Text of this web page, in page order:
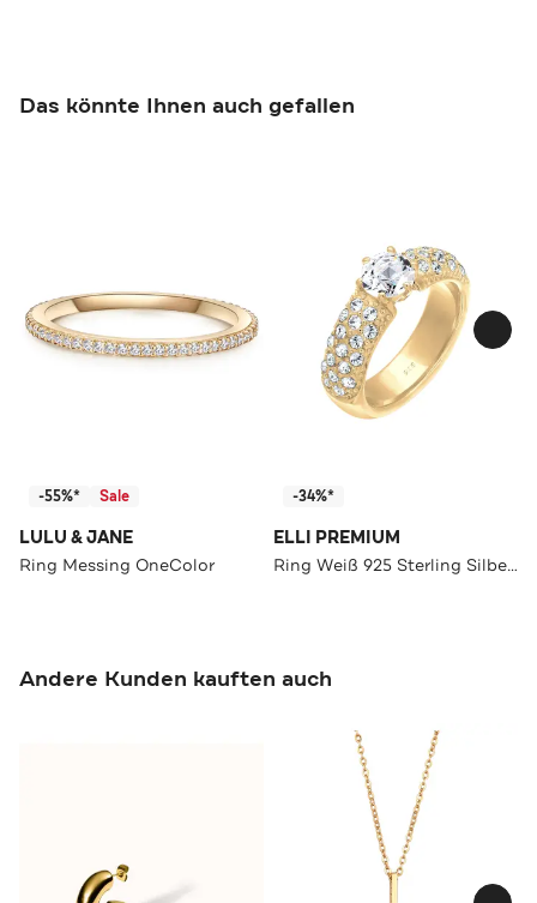
Das könnte Ihnen auch gefallen
-55%* Sale
LULU & JANE
Ring Messing OneColor
-34%*
ELLI PREMIUM
Ring Weiß 925 Sterling Silber, mit Kristallen von Swarovski® Gold
Andere Kunden kauften auch